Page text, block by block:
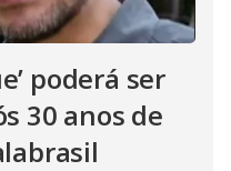
poderá ser
30 anos de